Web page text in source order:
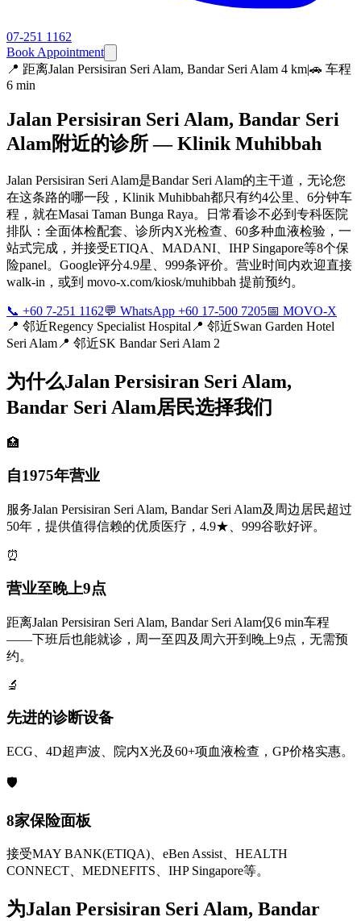
07-251 1162
Book Appointment
📍 距离Jalan Persisiran Seri Alam, Bandar Seri Alam 4 km|🚗 车程
6 min
Jalan Persisiran Seri Alam, Bandar Seri
Alam附近的诊所 — Klinik Muhibbah
Jalan Persisiran Seri Alam是Bandar Seri Alam的主干道，无论您
在这条路的哪一段，Klinik Muhibbah都只有约4公里、6分钟车
程，就在Masai Taman Bunga Raya。日常看诊不必到专科医院
排队：全面体检配套、诊所内X光检查、60多种血液检验，一
站式完成，并接受ETIQA、MADANI、IHP Singapore等8个保
险panel。Google评分4.9星、999条评价。营业时间内欢迎直接
walk-in，或到 movo-x.com/kiosk/muhibbah 提前预约。
📞 +60 7-251 1162💬 WhatsApp +60 17-500 7205📅 MOVO-X
📍 邻近Regency Specialist Hospital 📍 邻近Swan Garden Hotel
Seri Alam 📍 邻近SK Bandar Seri Alam 2
为什么Jalan Persisiran Seri Alam,
Bandar Seri Alam居民选择我们
🏥
自1975年营业
服务Jalan Persisiran Seri Alam, Bandar Seri Alam及周边居民超过
50年，提供值得信赖的优质医疗，4.9★、999谷歌好评。
⏰
营业至晚上9点
距离Jalan Persisiran Seri Alam, Bandar Seri Alam仅6 min车程
——下班后也能就诊，周一至四及周六开到晚上9点，无需预
约。
🔬
先进的诊断设备
ECG、4D超声波、院内X光及60+项血液检查，GP价格实惠。
🛡️
8家保险面板
接受MAY BANK(ETIQA)、eBen Assist、HEALTH
CONNECT、MEDNEFITS、IHP Singapore等。
为Jalan Persisiran Seri Alam, Bandar